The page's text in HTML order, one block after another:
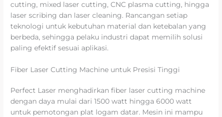
cutting, mixed laser cutting, CNC plasma cutting, hingga
laser scribing dan laser cleaning. Rancangan setiap
teknologi untuk kebutuhan material dan ketebalan yang
berbeda, sehingga pelaku industri dapat memilih solusi
paling efektif sesuai aplikasi.
Fiber Laser Cutting Machine untuk Presisi Tinggi
Perfect Laser menghadirkan fiber laser cutting machine
dengan daya mulai dari 1500 watt hingga 6000 watt
untuk pemotongan plat logam datar. Mesin ini mampu